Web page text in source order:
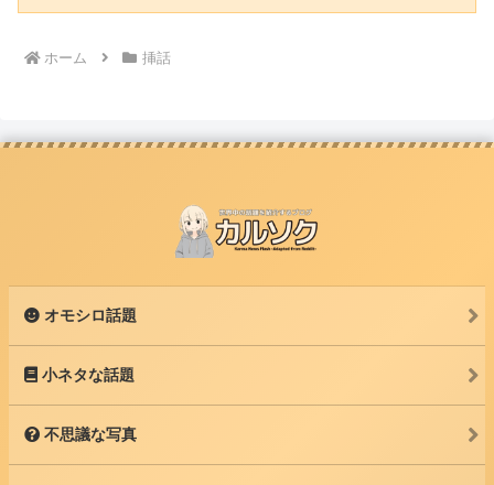
ホーム 挿話
オモシロ話題
小ネタな話題
不思議な写真